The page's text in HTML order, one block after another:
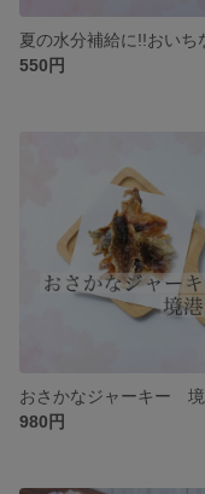
550円
おさかなジャーキー
980円